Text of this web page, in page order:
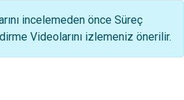
incelemeden önce Süreç
Videolarını izlemeniz önerilir.